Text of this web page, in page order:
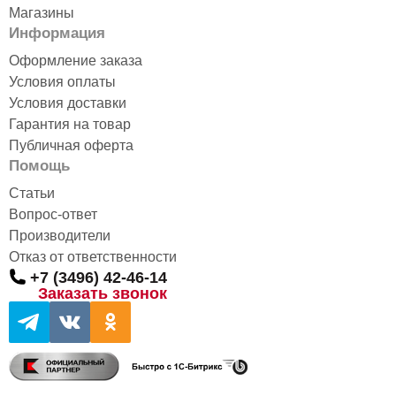
Магазины
Информация
Оформление заказа
Условия оплаты
Условия доставки
Гарантия на товар
Публичная оферта
Помощь
Статьи
Вопрос-ответ
Производители
Отказ от ответственности
+7 (3496) 42-46-14
Заказать звонок